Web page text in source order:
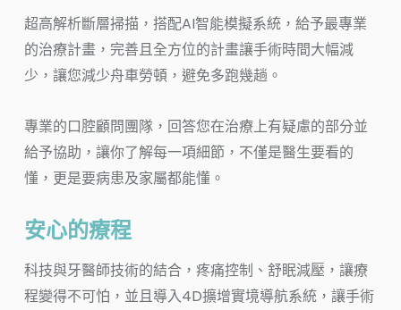
超高解析斷層掃描，搭配AI智能模擬系統，給予最專業
的治療計畫，完善且全方位的計畫讓手術時間大幅減
少，讓您減少舟車勞頓，避免多跑幾趟。
專業的口腔顧問團隊，回答您在治療上有疑慮的部分並
給予協助，讓你了解每一項細節，不僅是醫生要看的
懂，更是要病患及家屬都能懂。
安心的療程
科技與牙醫師技術的結合，疼痛控制、舒眠減壓，讓療
程變得不可怕，並且導入4D擴增實境導航系統，讓手術